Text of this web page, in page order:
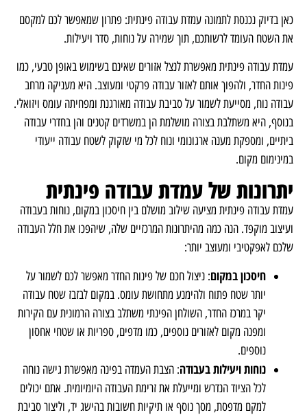
כאן בדיוק נכנסת לתמונה עמדת עבודה פינתית: פתרון שמאפשר לכם למקסם
את השטח העומד לרשותכם, תוך שמירה על נוחות, סדר ויעילות.
עמדת עבודה פינתית מאפשרת לנצל אזורים שאינם בשימוש באופן טבעי, כמו
פינות החדר, ולהפוך אותם לאזור עבודה פרקטי ומעוצב. היא מעניקה מרחב
עבודה נוח, מסייעת לשמור על סביבת עבודה מאורגנת ומפחיתה עומס ויזואלי.
בנוסף, היא משתלבת בצורה מושלמת הן במשרדים קטנים והן בחדרי עבודה
ביתיים, ומספקת מענה ארגונומי ונוח לכל מי שזקוק לשטח עבודה ייעודי
במינימום מקום.
יתרונות של עמדת עבודה פינתית
עמדת עבודה פינתית מציעה שילוב מושלם בין חיסכון במקום, נוחות בעבודה
ועיצוב מוקפד. הנה כמה מהיתרונות המרכזיים שלה, שיהפכו את חלל העבודה
שלכם לאפקטיבי ומעוצב יותר:
חיסכון במקום: ניצול חכם של פינות החדר מאפשר לכם לשמור על
יותר שטח פתוח ולהימנע מתחושת עומס. במקום לבזבז שטח עבודה
יקר במרכז החדר, השולחן הפינתי משתלב בצורה הרמונית עם הקירות
ומפנה מקום לאזורים נוספים, כמו מדפים, ספריות או שטחי אחסון
נוספים.
נוחות ויעילות בעבודה: הצבת העמדה בפינה מאפשרת גישה נוחה
לכל הציוד הנדרש ומייעלת את זרימת העבודה היומיומית. אתם יכולים
למקם מדפסת, מסך נוסף או תיקיות חשובות בהישג יד, וליצור סביבת